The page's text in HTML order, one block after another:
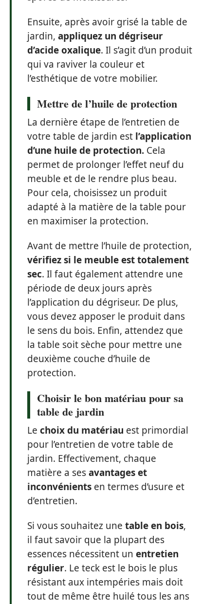
Ensuite, après avoir grisé la table de
jardin, appliquez un dégriseur
d’acide oxalique. Il s’agit d’un produit
qui va raviver la couleur et
l’esthétique de votre mobilier.
Mettre de l’huile de protection
La dernière étape de l’entretien de
votre table de jardin est l’application
d’une huile de protection. Cela
permet de prolonger l’effet neuf du
meuble et de le rendre plus beau.
Pour cela, choisissez un produit
adapté à la matière de la table pour
en maximiser la protection.
Avant de mettre l’huile de protection,
vérifiez si le meuble est totalement
sec. Il faut également attendre une
période de deux jours après
l’application du dégriseur. De plus,
vous devez apposer le produit dans
le sens du bois. Enfin, attendez que
la table soit sèche pour mettre une
deuxième couche d’huile de
protection.
Choisir le bon matériau pour sa
table de jardin
Le choix du matériau est primordial
pour l’entretien de votre table de
jardin. Effectivement, chaque
matière a sesavantages et
inconvénients en termes d’usure et
d’entretien.
Si vous souhaitez une table en bois,
il faut savoir que la plupart des
essences nécessitent un entretien
régulier. Le teck est le bois le plus
résistant aux intempéries mais doit
tout de même être huilé tous les ans